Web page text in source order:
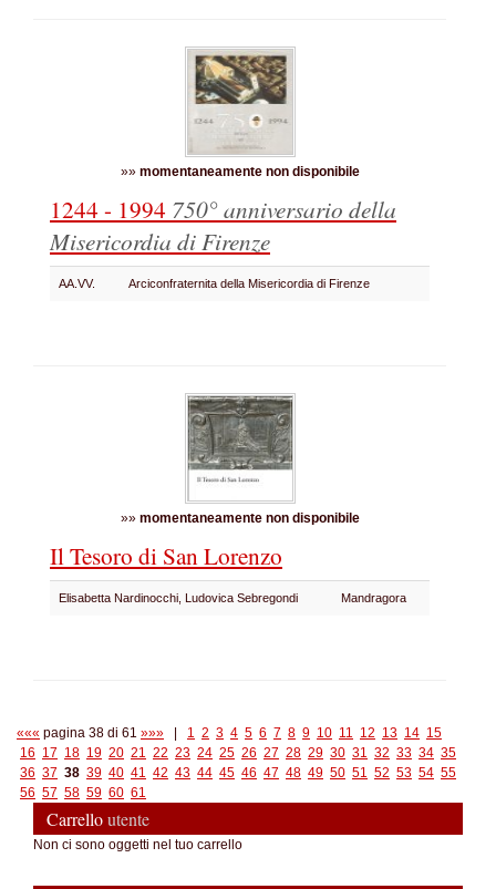
»» momentaneamente non disponibile
1244 - 1994 750° anniversario della
Misericordia di Firenze
AA.VV. Arciconfraternita della Misericordia di Firenze
»» momentaneamente non disponibile
Il Tesoro di San Lorenzo
Elisabetta Nardinocchi, Ludovica Sebregondi Mandragora
««« pagina 38 di 61 »»» 1 2 3 4 5 6 7 8 9 10 11 12 13 14 15
16 17 18 19 20 21 22 23 24 25 26 27 28 29 30 31 32 33 34 35
36 37 38 39 40 41 42 43 44 45 46 47 48 49 50 51 52 53 54 55
56 57 58 59 60 61
Carrelloutente
Non ci sono oggetti nel tuo carrello